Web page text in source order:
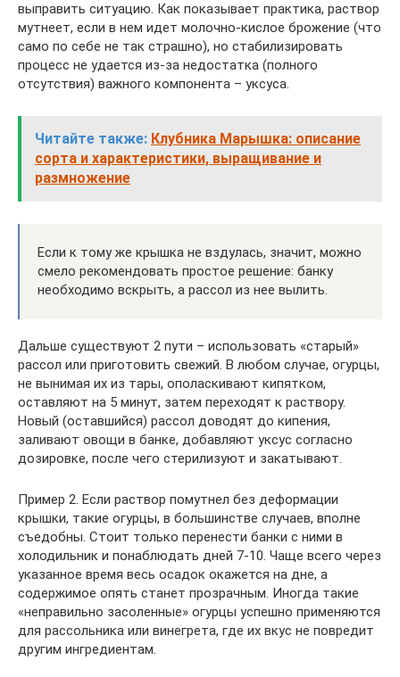
выправить ситуацию. Как показывает практика, раствор
мутнеет, если в нем идет молочно-кислое брожение (что
само по себе не так страшно), но стабилизировать
процесс не удается из-за недостатка (полного
отсутствия) важного компонента – уксуса.
Читайте также: Клубника Марышка: описание
сорта и характеристики, выращивание и
размножение
Если к тому же крышка не вздулась, значит, можно
смело рекомендовать простое решение: банку
необходимо вскрыть, а рассол из нее вылить.
Дальше существуют 2 пути – использовать «старый»
рассол или приготовить свежий. В любом случае, огурцы,
не вынимая их из тары, ополаскивают кипятком,
оставляют на 5 минут, затем переходят к раствору.
Новый (оставшийся) рассол доводят до кипения,
заливают овощи в банке, добавляют уксус согласно
дозировке, после чего стерилизуют и закатывают.
Пример 2. Если раствор помутнел без деформации
крышки, такие огурцы, в большинстве случаев, вполне
съедобны. Стоит только перенести банки с ними в
холодильник и понаблюдать дней 7-10. Чаще всего через
указанное время весь осадок окажется на дне, а
содержимое опять станет прозрачным. Иногда такие
«неправильно засоленные» огурцы успешно применяются
для рассольника или винегрета, где их вкус не повредит
другим ингредиентам.